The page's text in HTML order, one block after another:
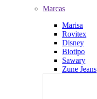
Marcas
Marisa
Rovitex
Disney
Biotipo
Sawary
Zune Jeans